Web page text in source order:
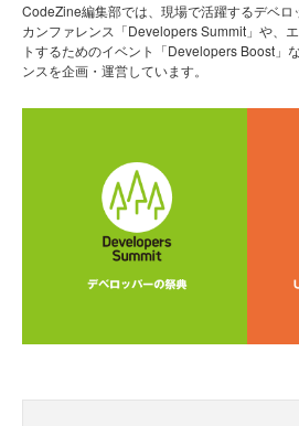
CodeZine編集部では、現場で活躍するデベ
カンファレンス「Developers Summit」や、
トするためのイベント「Developers Boost」
ンスを企画・運営しています。